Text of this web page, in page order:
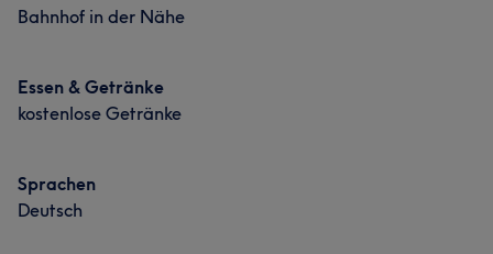
Bahnhof in der Nähe
Essen & Getränke
kostenlose Getränke
Sprachen
Deutsch